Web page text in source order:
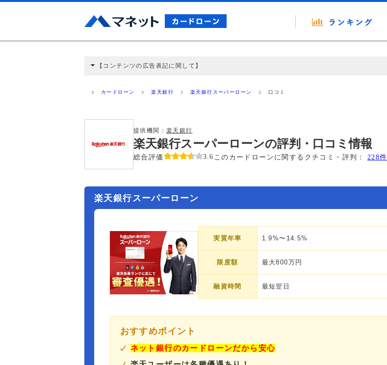
【コンテンツの広告表記に関して】
ミ収集などに基づき、公平性を担保した情報提供を行っています。
カードローン 楽天銀行 楽天銀行スーパーローン 口コミ
提供機関： 楽天銀行
楽天銀行スーパーローンの評判・口コミ情報
総合評価 3.6 このカードローンに関するクチコミ・評判： 228件
楽天銀行スーパーローン
実質年率 1.9%〜14.5%
限度額 最大800万円
融資時間 最短翌日
おすすめポイント
ネット銀行のカードローンだから安心